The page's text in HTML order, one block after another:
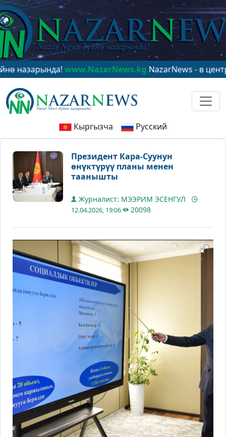
www.NazarNews.kgNazarNews - в центре
Кыргызча Русский
Президент Кара-Суунун
өнүктүрүү планы менен
таанышты
Журналист: МЭЭРИМ ЭСЕНГУЛ
12.04.2026, 19:06 20098